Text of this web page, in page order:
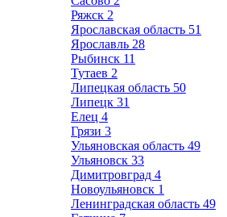
Ряжск 2
Ярославская область 51
Ярославль 28
Рыбинск 11
Тутаев 2
Липецкая область 50
Липецк 31
Елец 4
Грязи 3
Ульяновская область 49
Ульяновск 33
Димитровград 4
Новоульяновск 1
Ленинградская область 49